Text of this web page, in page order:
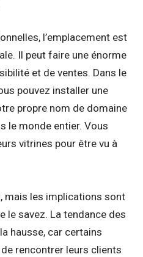
l’emplacement est
Il peut faire une énorme
et de ventes. Dans le
pouvez installer une
propre nom de domaine
le monde entier. Vous
vitrines pour être vu à
mais les implications sont
le savez. La tendance des
hausse, car certains
rencontrer leurs clients